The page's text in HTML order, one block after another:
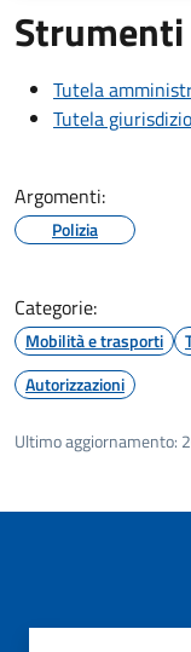
Tutela
Tutela
Argomenti:
Polizia
Categorie:
Mobilità e trasporti
Autorizzazioni
Ultimo aggiornamento: